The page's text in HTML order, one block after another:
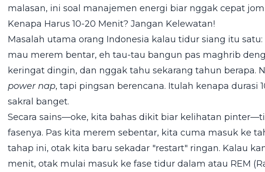
malasan, ini soal manajemen energi biar nggak cepat
Kenapa Harus 10-20 Menit? Jangan Kelewatan!
Masalah utama orang Indonesia kalau tidur siang itu
mau merem bentar, eh tau-tau bangun pas maghrib
keringat dingin, dan nggak tahu sekarang tahun berapa.
power nap, tapi pingsan berencana. Itulah kenapa durasi
sakral banget.
Secara sains—oke, kita bahas dikit biar kelihatan
fasenya. Pas kita merem sebentar, kita cuma masuk ke
tahap ini, otak kita baru sekadar "restart" ringan. Kalau
menit, otak mulai masuk ke fase tidur dalam atau REM